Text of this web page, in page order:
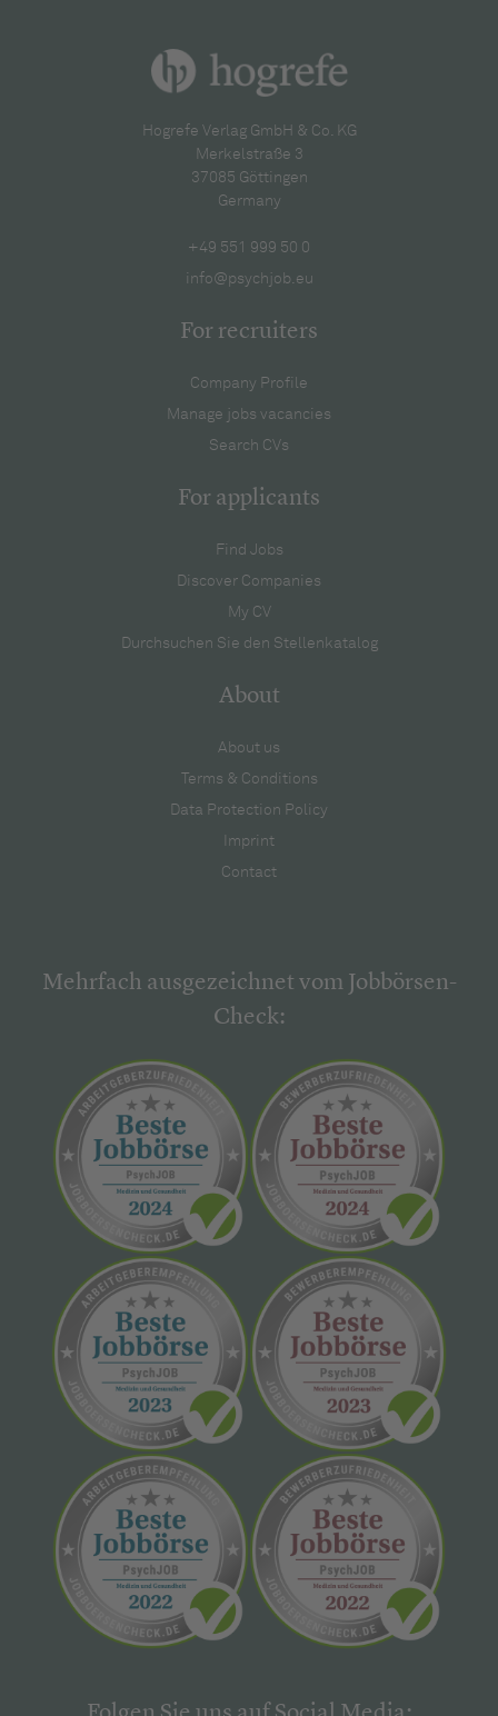
Hogrefe Verlag GmbH & Co. KG
Merkelstraße 3
37085 Göttingen
Germany
+49 551 999 50 0
info@psychjob.eu
For recruiters
Company Profile
Manage jobs vacancies
Search CVs
For applicants
Find Jobs
Discover Companies
My CV
Durchsuchen Sie den Stellenkatalog
About
About us
Terms & Conditions
Data Protection Policy
Imprint
Contact
Mehrfach ausgezeichnet vom Jobbörsen-
Check: